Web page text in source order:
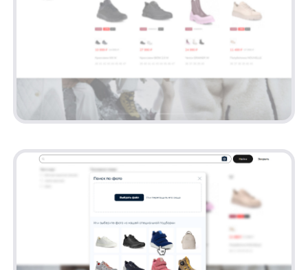
✅Конверсия в клик на товар в поиске
✅Общая — 11%
✅Мобильная версия сайта — 10%
✅Десктопная версия сайта — 13%
✅Средняя длительность сессий с поиском
по картинке на 28% ниже, чем сессии
Последний пункт особенно показателен для
магазина обуви: поиск по картинкам
принимает визуальный запрос, максимально
соответствующий запросу посетителя сайта.
Если у пользователя есть референсы
желаемого, он может сразу же вставить